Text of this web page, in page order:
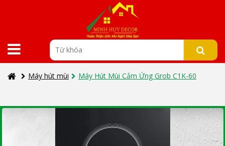
Máy hút mùi Máy Hút Mùi Cảm Ứng Grob C1K-60